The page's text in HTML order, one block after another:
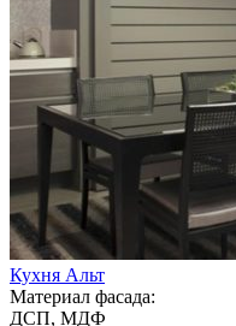
Кухня Альт
Материал фасада:
ДСП, МДФ